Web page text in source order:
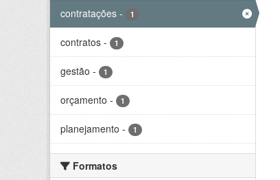
contratações - 1
contratos - 1
gestão - 1
orçamento - 1
planejamento - 1
Formatos